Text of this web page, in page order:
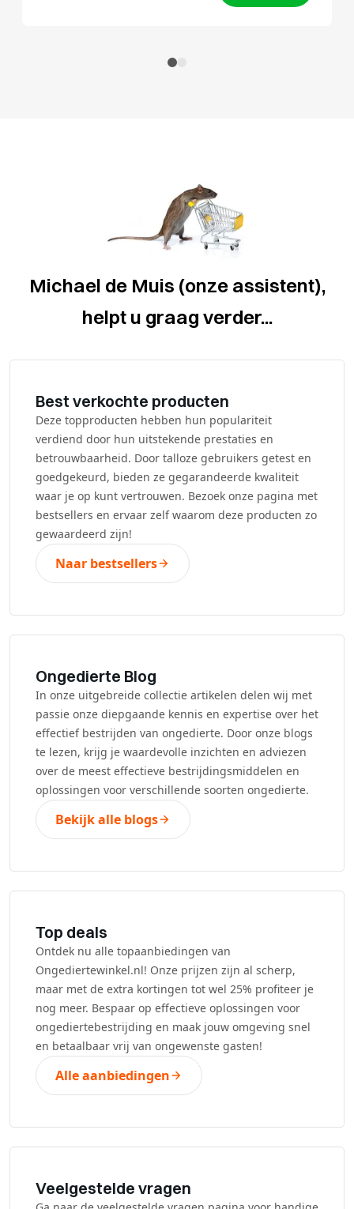
Michael de Muis (onze assistent),
helpt u graag verder...
Best verkochte producten
Deze topproducten hebben hun populariteit
verdiend door hun uitstekende prestaties en
betrouwbaarheid. Door talloze gebruikers getest en
goedgekeurd, bieden ze gegarandeerde kwaliteit
waar je op kunt vertrouwen. Bezoek onze pagina met
bestsellers en ervaar zelf waarom deze producten zo
gewaardeerd zijn!
Naar bestsellers
Ongedierte Blog
In onze uitgebreide collectie artikelen delen wij met
passie onze diepgaande kennis en expertise over het
effectief bestrijden van ongedierte. Door onze blogs
te lezen, krijg je waardevolle inzichten en adviezen
over de meest effectieve bestrijdingsmiddelen en
oplossingen voor verschillende soorten ongedierte.
Bekijk alle blogs
Top deals
Ontdek nu alle topaanbiedingen van
Ongediertewinkel.nl! Onze prijzen zijn al scherp,
maar met de extra kortingen tot wel 25% profiteer je
nog meer. Bespaar op effectieve oplossingen voor
ongediertebestrijding en maak jouw omgeving snel
en betaalbaar vrij van ongewenste gasten!
Alle aanbiedingen
Veelgestelde vragen